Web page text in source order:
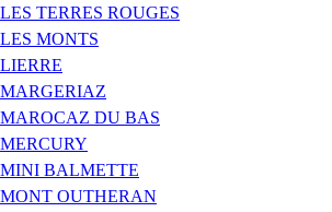
LES TERRES ROUGES
LES MONTS
LIERRE
MARGERIAZ
MAROCAZ DU BAS
MERCURY
MINI BALMETTE
MONT OUTHERAN